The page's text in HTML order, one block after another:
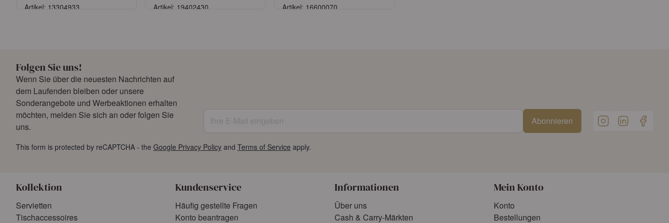
Artikel: 13304933 Artikel: 19402430 Artikel: 16600070
Folgen Sie uns!
Wenn Sie über die neuesten Nachrichten auf
dem Laufenden bleiben oder unsere
Sonderangebote und Werbeaktionen erhalten
möchten, melden Sie sich an oder folgen Sie
uns.
Abonnieren
This form is protected by reCAPTCHA - the Google Privacy Policy and Terms of Service apply.
Kollektion
Servietten
Tischaccessoires
Kundenservice
Häufig gestellte Fragen
Konto beantragen
Informationen
Über uns
Cash & Carry-Märkten
Mein Konto
Konto
Bestellungen